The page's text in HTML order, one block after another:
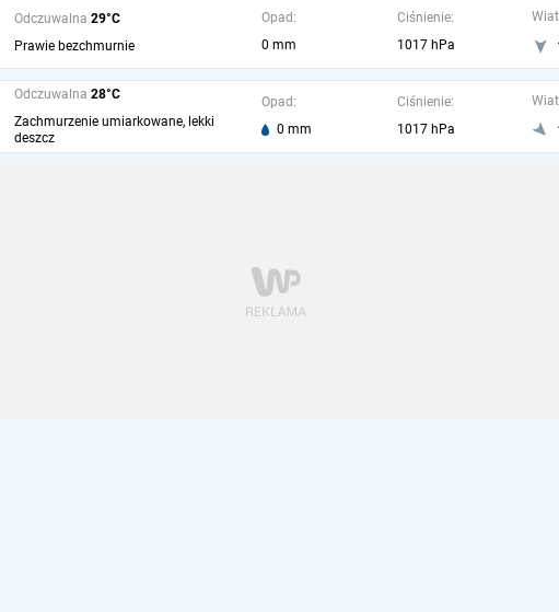
Odczuwalna 29°C
Prawie bezchmurnie
Opad:
0 mm
Ciśnienie:
1017 hPa
Odczuwalna 28°C
Zachmurzenie umiarkowane, lekki
deszcz
Opad:
0 mm
Ciśnienie:
1017 hPa